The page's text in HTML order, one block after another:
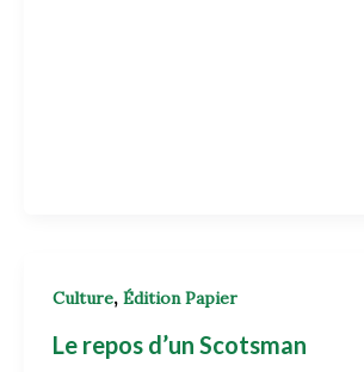
Culture, Édition Papier
Le repos d’un Scotsman